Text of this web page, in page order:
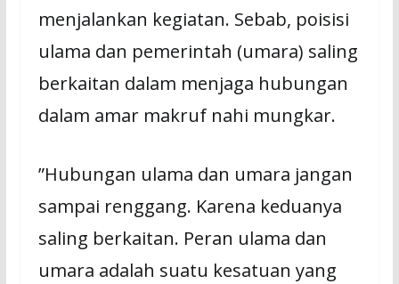
menjalankan kegiatan. Sebab, poisisi
ulama dan pemerintah (umara) saling
berkaitan dalam menjaga hubungan
dalam amar makruf nahi mungkar.
”Hubungan ulama dan umara jangan
sampai renggang. Karena keduanya
saling berkaitan. Peran ulama dan
umara adalah suatu kesatuan yang